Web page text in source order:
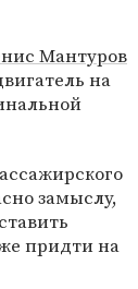
Мантуров
на
замыслу,
придти на